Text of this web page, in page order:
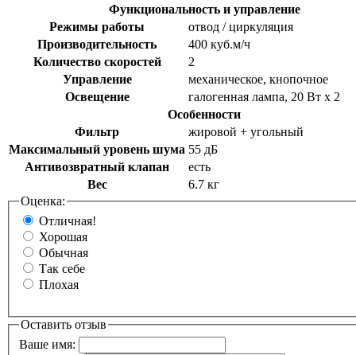
Функциональность и управление
Режимы работы
отвод / циркуляция
Производительность
400 куб.м/ч
Количество скоростей
2
Управление
механическое, кнопочное
Освещение
галогенная лампа, 20 Вт х 2
Особенности
Фильтр
жировой + угольный
Максимальный уровень шума 55 дБ
Антивозвратный клапан
есть
Вес
6.7 кг
Оценка:
Отличная!
Хорошая
Обычная
Так себе
Плохая
Оставить отзыв
Ваше имя: